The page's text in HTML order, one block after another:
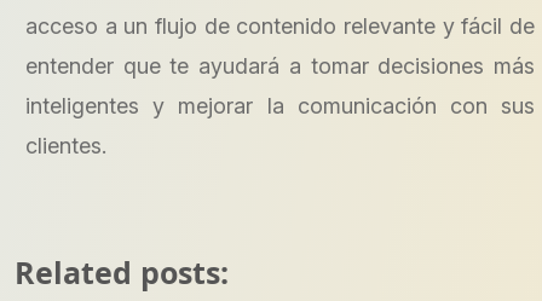
acceso a un flujo de contenido relevante y fácil de
entender que te ayudará a tomar decisiones más
inteligentes y mejorar la comunicación con sus
clientes.
Related posts: